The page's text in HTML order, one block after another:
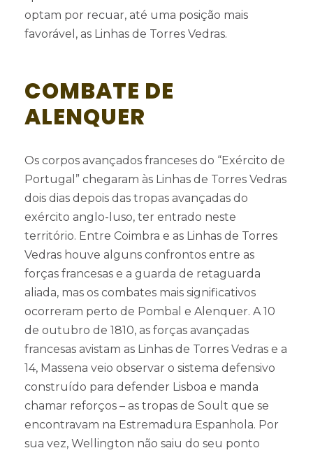
optam por recuar, até uma posição mais
favorável, as Linhas de Torres Vedras.
COMBATE DE
ALENQUER
Os corpos avançados franceses do “Exército de
Portugal” chegaram às Linhas de Torres Vedras
dois dias depois das tropas avançadas do
exército anglo-luso, ter entrado neste
território. Entre Coimbra e as Linhas de Torres
Vedras houve alguns confrontos entre as
forças francesas e a guarda de retaguarda
aliada, mas os combates mais significativos
ocorreram perto de Pombal e Alenquer. A 10
de outubro de 1810, as forças avançadas
francesas avistam as Linhas de Torres Vedras e a
14, Massena veio observar o sistema defensivo
construído para defender Lisboa e manda
chamar reforços – as tropas de Soult que se
encontravam na Estremadura Espanhola. Por
sua vez, Wellington não saiu do seu ponto